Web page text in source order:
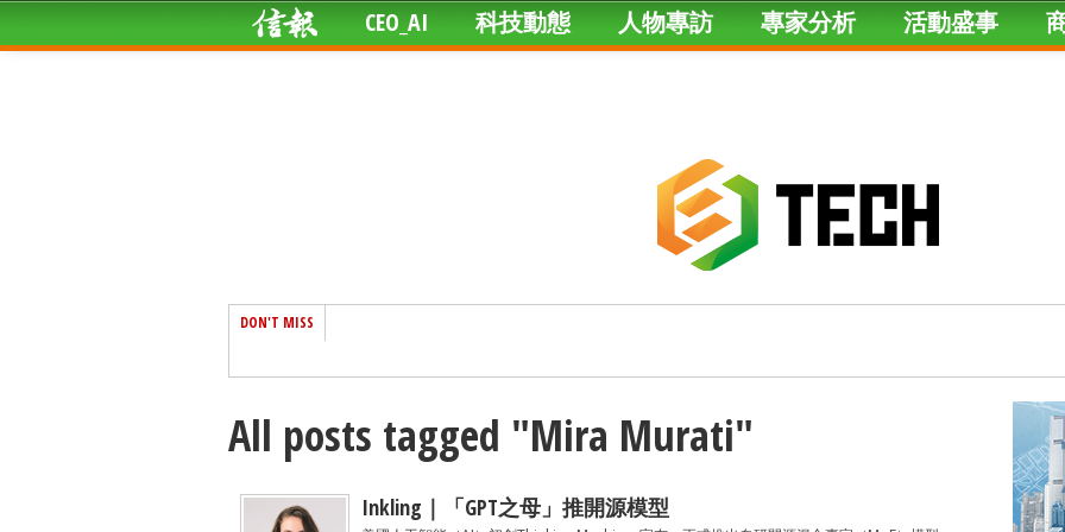
CEO_AI 科技動態 人物專訪 專家分析 活動盛事
DON'T MISS
All posts tagged "Mira Murati"
Inkling｜「GPT之母」推開源模型